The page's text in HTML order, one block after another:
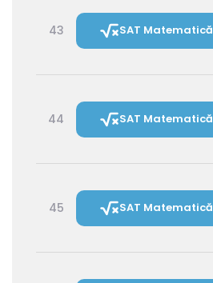
43 SAT Matematică
44 SAT Matematică
45 SAT Matematică